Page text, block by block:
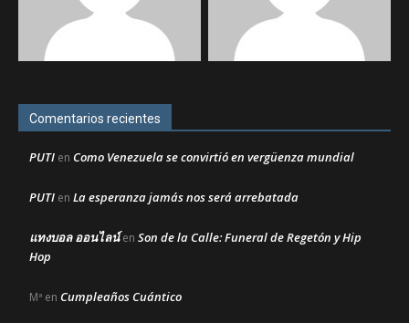
Comentarios recientes
PUTI en Como Venezuela se convirtió en vergüenza mundial
PUTI en La esperanza jamás nos será arrebatada
แทงบอล ออนไลน์en Son de la Calle: Funeral de Regetón y Hip
Hop
Mª en Cumpleaños Cuántico